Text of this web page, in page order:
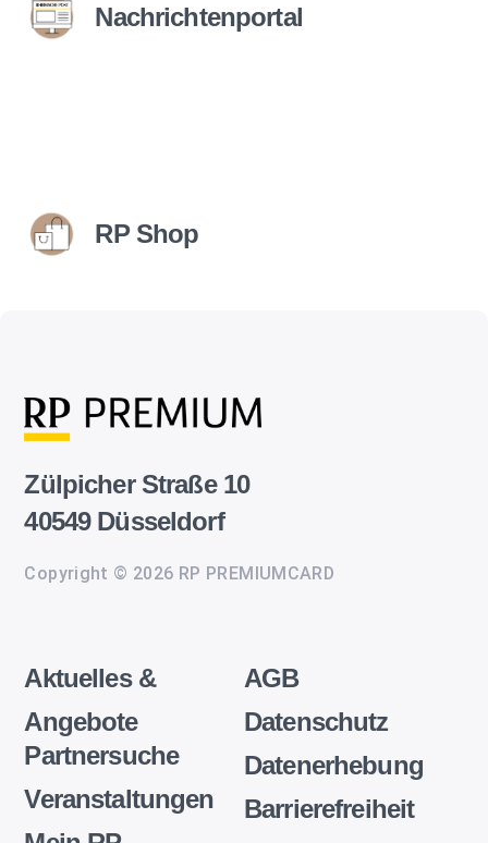
Nachrichtenportal
RP Shop
Zülpicher Straße 10
40549 Düsseldorf
Copyright © 2026 RP PREMIUMCARD
Aktuelles &
Angebote
Partnersuche
Veranstaltungen
AGB
Datenschutz
Datenerhebung
Barrierefreiheit